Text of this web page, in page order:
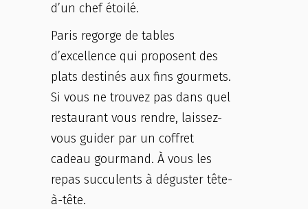
d’un chef étoilé.
Paris regorge de tables
d’excellence qui proposent des
plats destinés aux fins gourmets.
Si vous ne trouvez pas dans quel
restaurant vous rendre, laissez-
vous guider par un coffret
cadeau gourmand. À vous les
repas succulents à déguster tête-
à-tête.